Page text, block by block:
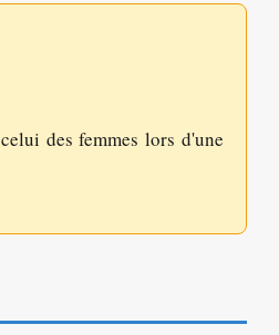
des femmes lors d'une